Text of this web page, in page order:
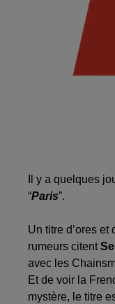
Il y a quelques
“Paris”.
Un titre d’ores
rumeurs citent
avec les
Et de voir la
mystère, le titre